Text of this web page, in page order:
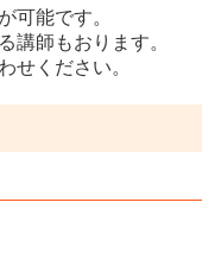
可能です。
講師もおります。
せください。